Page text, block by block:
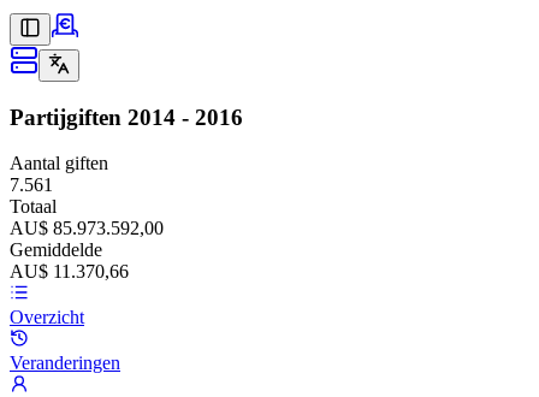
Partijgiften 2014 - 2016
Aantal giften
7.561
Totaal
AU$ 85.973.592,00
Gemiddelde
AU$ 11.370,66
Overzicht
Veranderingen